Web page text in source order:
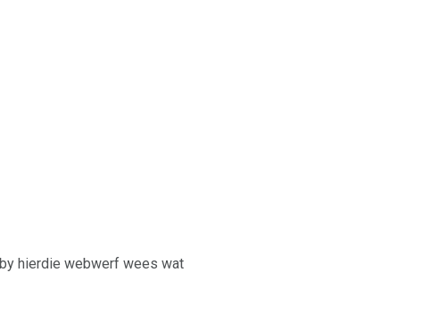
by hierdie webwerf wees wat